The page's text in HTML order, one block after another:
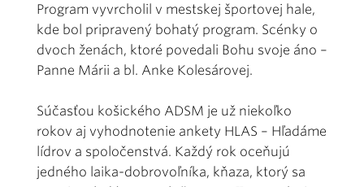
Program vyvrcholil v mestskej športovej hale,
kde bol pripravený bohatý program. Scénky o
dvoch ženách, ktoré povedali Bohu svoje áno –
Panne Márii a bl. Anke Kolesárovej.
Súčasťou košického ADSM je už niekoľko
rokov aj vyhodnotenie ankety HLAS – Hľadáme
lídrov a spoločenstvá. Každý rok oceňujú
jedného laika-dobrovoľníka, kňaza, ktorý sa